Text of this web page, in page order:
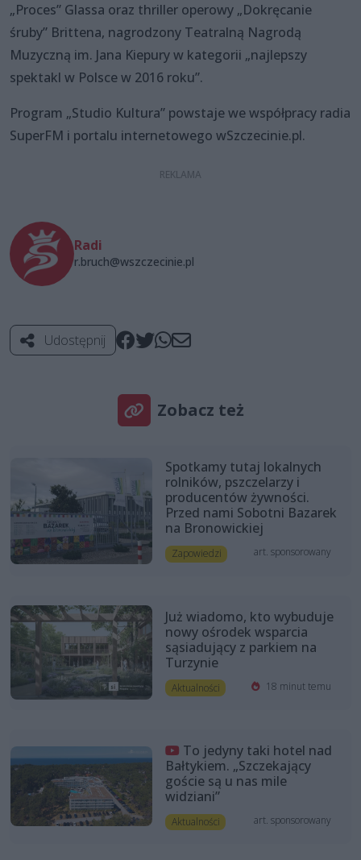
„Proces” Glassa oraz thriller operowy „Dokręcanie
śruby” Brittena, nagrodzony Teatralną Nagrodą
Muzyczną im. Jana Kiepury w kategorii „najlepszy
spektakl w Polsce w 2016 roku”.
Program „Studio Kultura” powstaje we współpracy radia
SuperFM i portalu internetowego wSzczecinie.pl.
Radi
r.bruch@wszczecinie.pl
Udostępnij
Zobacz też
Spotkamy tutaj lokalnych
rolników, pszczelarzy i
producentów żywności.
Przed nami Sobotni Bazarek
na Bronowickiej
Zapowiedzi art. sponsorowany
Już wiadomo, kto wybuduje
nowy ośrodek wsparcia
sąsiadujący z parkiem na
Turzynie
Aktualności 18 minut temu
To jedyny taki hotel nad
Bałtykiem. „Szczekający
goście są u nas mile
widziani”
Aktualności art. sponsorowany